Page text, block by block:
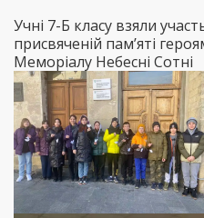
Учні 7-Б класу взяли
присвяченій пам’яті
Меморіалу Небесні Сотні